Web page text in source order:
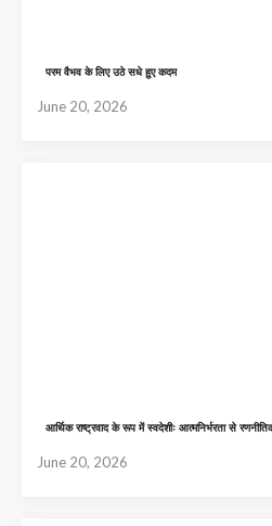
परम वैभव के लिए उठे सधे हुए कदम
June 20, 2026
आर्थिक राष्ट्रवाद के रूप में स्वदेशीः आत्मनिर्भरता से
June 20, 2026